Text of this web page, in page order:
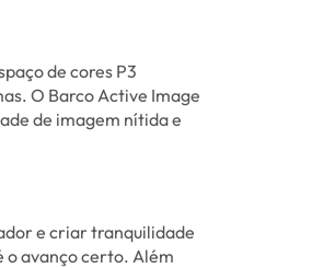
de cores P3
O Barco Active Image
de imagem nítida e
e criar tranquilidade
o avanço certo. Além